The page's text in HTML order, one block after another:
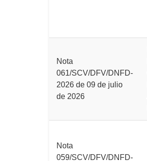
Nota
061/SCV/DFV/DNFD-
2026 de 09 de julio
de 2026
Nota
059/SCV/DFV/DNFD-